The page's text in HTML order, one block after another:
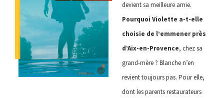
devient sa meilleure amie.
Pourquoi Violette a-t-elle
choisie de l’emmenerprès
d’Aix-en-Provence, chez sa
grand-mère ? Blanche n’en
revient toujours pas. Pour elle,
dont les parents restaurateurs